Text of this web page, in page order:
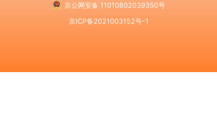
京公网安备 11010802039350号
京ICP备2021003152号-1